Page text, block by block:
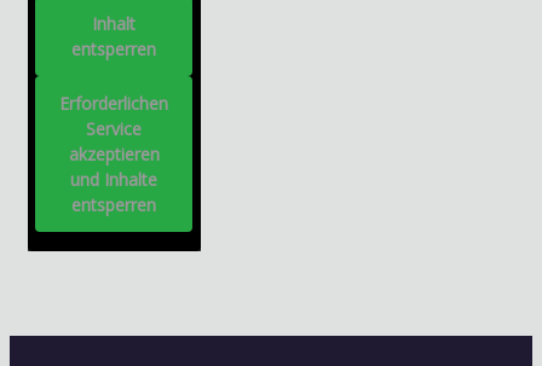
Inhalt
entsperren
Erforderlichen
Service
akzeptieren
und Inhalte
entsperren